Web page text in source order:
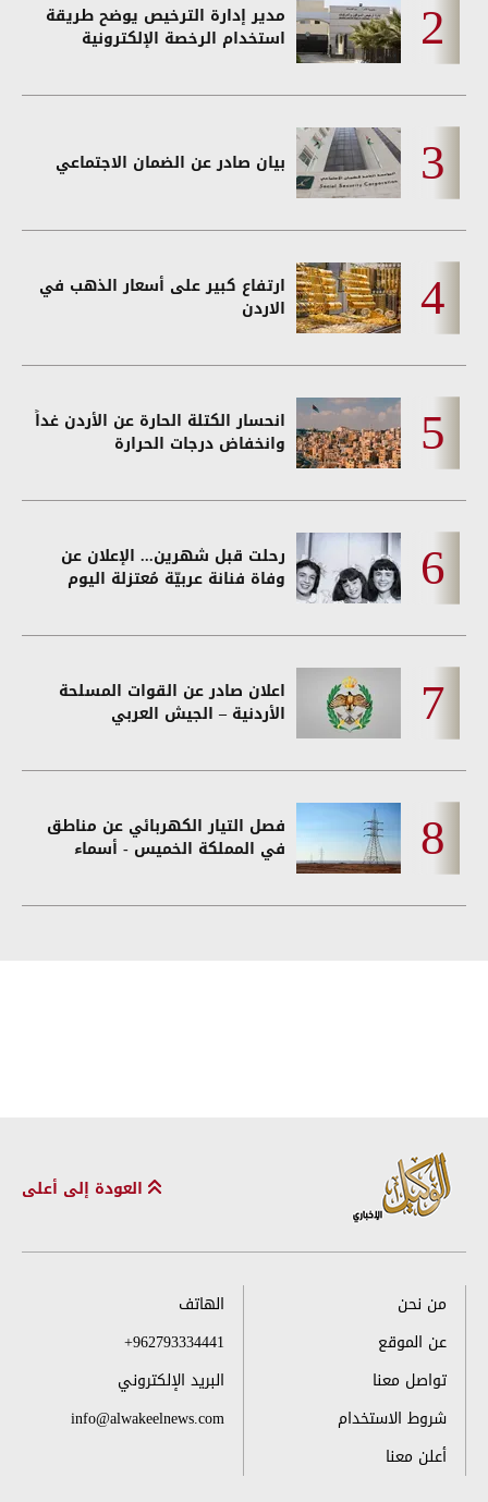
مدير إدارة الترخيص يوضح طريقة
استخدام الرخصة الإلكترونية
بيان صادر عن الضمان الاجتماعي
ارتفاع كبير على أسعار الذهب في
الاردن
انحسار الكتلة الحارة عن الأردن غداً
وانخفاض درجات الحرارة
رحلت قبل شهرين... الإعلان عن
وفاة فنانة عربيّة مُعتزلة اليوم
اعلان صادر عن القوات المسلحة
الأردنية – الجيش العربي
فصل التيار الكهربائي عن مناطق
في المملكة الخميس - أسماء
العودة إلى أعلى
من نحن
عن الموقع
تواصل معنا
شروط الاستخدام
أعلن معنا
الهاتف
+962793334441
البريد الإلكتروني
info@alwakeelnews.com